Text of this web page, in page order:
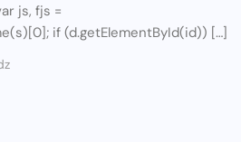
js, fjs =
if (d.getElementById(id)) […]